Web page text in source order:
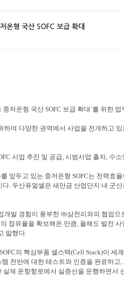
온형 국산 SOFC 보급 확대
중저온형 국산 SOFC 보급 확대 ’를 위한 업
하며 다양한 권역에서 사업을 전개하고 있
사업 추진 및 공급, 시범사업 출자, 수소
앞두고 있는 중저온형 SOFC는 전력효율
다. 두산퓨얼셀은 새만금 산업단지 내 군산
개발 경험이 풍부한㈜삼천리와의 협업으
점유율을 확보해온 만큼, 올해도 발전
말했다.
SOFC의 핵심부품 셀스택(Cell Stack)이 세계
템 전반에 대한 테스트와 인증을 완료하고,
실제 운항항로에서 실증선을 운행하면서